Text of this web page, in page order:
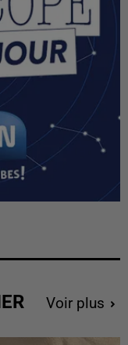
Voir plus